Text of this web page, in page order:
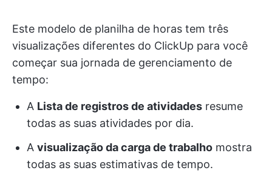
Este modelo de planilha de horas tem três
visualizações diferentes do ClickUp para você
começar sua jornada de gerenciamento de
tempo:
A Lista de registros de atividades resume
todas as suas atividades por dia.
A visualização da carga de trabalho mostra
todas as suas estimativas de tempo.